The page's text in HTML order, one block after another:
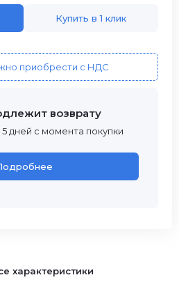
Купить в 1 клик
приобрести с НДС
возврату
дней с момента покупки
характеристики